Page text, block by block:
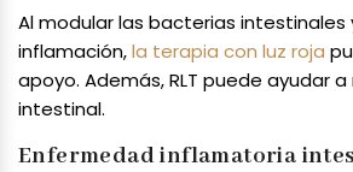
Al modular las bacterias intestinales
inflamación,la terapia con luz roja
apoyo. Además, RLT puede ayudar
intestinal.
Enfermedad inflamatoria